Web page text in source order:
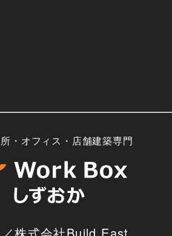
・オフィス・店舗建築専門